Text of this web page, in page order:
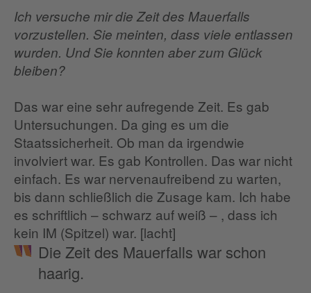
Ich versuche mir die Zeit des Mauerfalls
vorzustellen. Sie meinten, dass viele entlassen
wurden. Und Sie konnten aber zum Glück
bleiben?
Das war eine sehr aufregende Zeit. Es gab
Untersuchungen. Da ging es um die
Staatssicherheit. Ob man da irgendwie
involviert war. Es gab Kontrollen. Das war nicht
einfach. Es war nervenaufreibend zu warten,
bis dann schließlich die Zusage kam. Ich habe
es schriftlich – schwarz auf weiß – , dass ich
kein IM (Spitzel) war. [lacht]
Die Zeit des Mauerfalls war schon
haarig.